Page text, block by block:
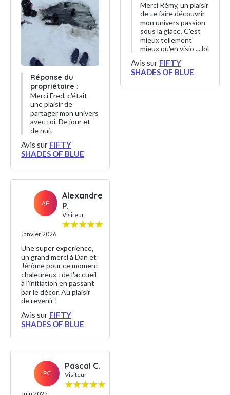
Réponse du
propriétaire :
Merci Fred, c'était
une plaisir de
partager mon univers
avec toi. De jour et
de nuit
Avis sur FIFTY
SHADES OF BLUE
AP
Alexandre
P.
Visiteur
Janvier 2026
Une super experience,
un grand merci à Dan et
Jérôme pour ce moment
chaleureux : de l'accueil
à l'initiation en passant
par le décor. Au plaisir
de revenir !
Avis sur FIFTY
SHADES OF BLUE
PC
Pascal C.
Visiteur
Merci Rémy, un plaisir
de te faire découvrir
mon univers passion
sous la glace. C'est
mieux tellement
mieux qu'en visio ....lol
Avis sur FIFTY
SHADES OF BLUE